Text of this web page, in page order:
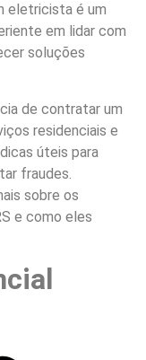
eletricista é um
em lidar com
soluções
de contratar um
residenciais e
úteis para
fraudes.
sobre os
e como eles